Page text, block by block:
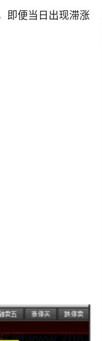
即便当日出现滞涨